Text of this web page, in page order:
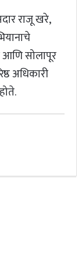
राजू खरे,
सोलापूर
अधिकारी